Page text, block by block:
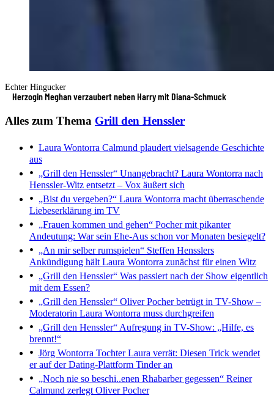
Echter Hingucker
Herzogin Meghan verzaubert neben Harry mit Diana-Schmuck
Alles zum Thema Grill den Henssler
Laura Wontorra Calmund plaudert vielsagende Geschichte
aus
„Grill den Henssler“ Unangebracht? Laura Wontorra nach
Henssler-Witz entsetzt – Vox äußert sich
„Bist du vergeben?“ Laura Wontorra macht überraschende
Liebeserklärung im TV
„Frauen kommen und gehen“ Pocher mit pikanter
Andeutung: War sein Ehe-Aus schon vor Monaten besiegelt?
„An mir selber rumspielen“ Steffen Hensslers
Ankündigung hält Laura Wontorra zunächst für einen Witz
„Grill den Henssler“ Was passiert nach der Show eigentlich
mit dem Essen?
„Grill den Henssler“ Oliver Pocher betrügt in TV-Show –
Moderatorin Laura Wontorra muss durchgreifen
„Grill den Henssler“ Aufregung in TV-Show: „Hilfe, es
brennt!“
Jörg Wontorra Tochter Laura verrät: Diesen Trick wendet
er auf der Dating-Plattform Tinder an
„Noch nie so beschi..enen Rhabarber gegessen“ Reiner
Calmund zerlegt Oliver Pocher